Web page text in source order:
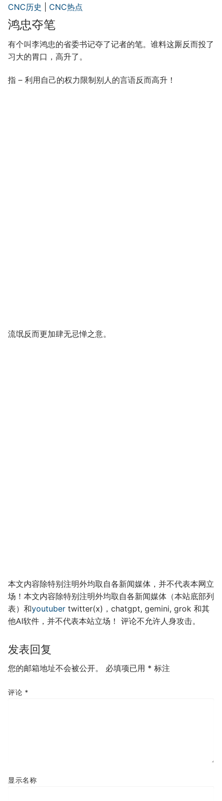
CNC历史
CNC热点
鸿忠夺笔
有个叫李鸿忠的省委书记夺了记者的笔。谁料这厮反而投了
习大的胃口，高升了。
指 – 利用自己的权力限制别人的言语反而高升！
流氓反而更加肆无忌惮之意。
本文内容除特别注明外均取自各新闻媒体，并不代表本网立
场！本文内容除特别注明外均取自各新闻媒体（本站底部列
表）和youtuber twitter(x)，chatgpt, gemini, grok 和其
他AI软件，并不代表本站立场！ 评论不允许人身攻击。
发表回复
您的邮箱地址不会被公开。 必填项已用 * 标注
评论 *
显示名称